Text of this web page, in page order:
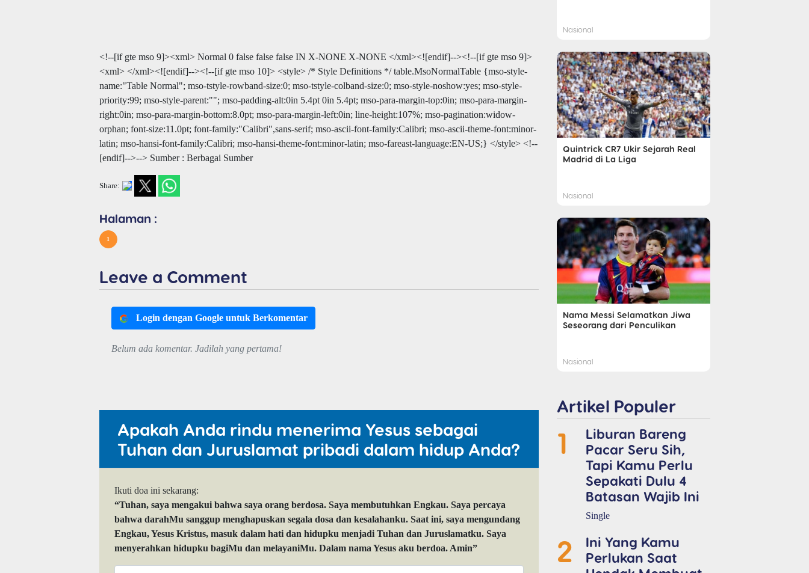
<!--[if gte mso 9]><xml> Normal 0 false false false IN X-NONE X-NONE </xml><![endif]--><!--[if gte mso 9]>
<xml> </xml><![endif]--><!--[if gte mso 10]> <style> /* Style Definitions */ table.MsoNormalTable {mso-style-
name:"Table Normal"; mso-tstyle-rowband-size:0; mso-tstyle-colband-size:0; mso-style-noshow:yes; mso-style-
priority:99; mso-style-parent:""; mso-padding-alt:0in 5.4pt 0in 5.4pt; mso-para-margin-top:0in; mso-para-margin-
right:0in; mso-para-margin-bottom:8.0pt; mso-para-margin-left:0in; line-height:107%; mso-pagination:widow-
orphan; font-size:11.0pt; font-family:"Calibri",sans-serif; mso-ascii-font-family:Calibri; mso-ascii-theme-font:minor-
latin; mso-hansi-font-family:Calibri; mso-hansi-theme-font:minor-latin; mso-fareast-language:EN-US;} </style> <!--
[endif]-->--> Sumber : Berbagai Sumber
Share:
Halaman :
1
Leave a Comment
Login dengan Google untuk Berkomentar
Belum ada komentar. Jadilah yang pertama!
Apakah Anda rindu menerima Yesus sebagai
Tuhan dan Juruslamat pribadi dalam hidup Anda?
Ikuti doa ini sekarang:
“Tuhan, saya mengakui bahwa saya orang berdosa. Saya membutuhkan Engkau. Saya percaya
bahwa darahMu sanggup menghapuskan segala dosa dan kesalahanku. Saat ini, saya mengundang
Engkau, Yesus Kristus, masuk dalam hati dan hidupku menjadi Tuhan dan Juruslamatku. Saya
menyerahkan hidupku bagiMu dan melayaniMu. Dalam nama Yesus aku berdoa. Amin”
Nasional
Quintrick CR7 Ukir Sejarah Real
Madrid di La Liga
Nasional
Nama Messi Selamatkan Jiwa
Seseorang dari Penculikan
Nasional
Artikel Populer
1
Liburan Bareng
Pacar Seru Sih,
Tapi Kamu Perlu
Sepakati Dulu 4
Batasan Wajib Ini
Single
2
Ini Yang Kamu
Perlukan Saat